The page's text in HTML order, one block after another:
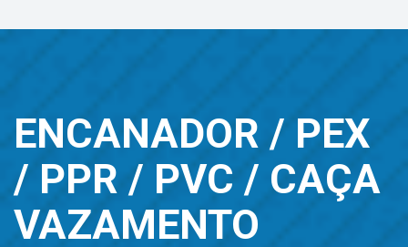
ENCANADOR / PEX
/ PPR / PVC / CAÇA
VAZAMENTO